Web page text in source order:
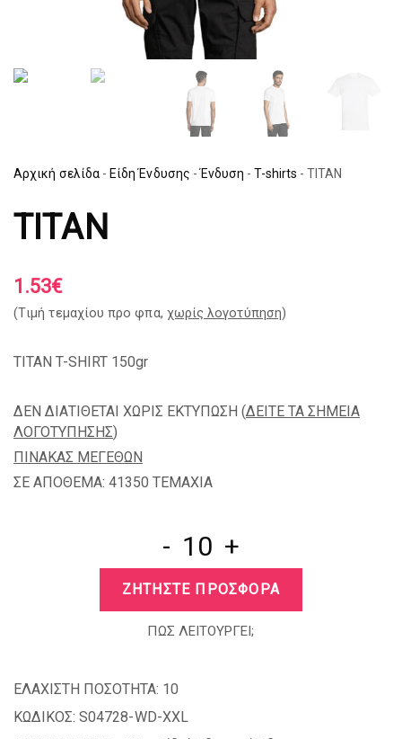
Αρχική σελίδα - Είδη Ένδυσης - Ένδυση - T-shirts - TITAN
TITAN
1.53€
(Tιμή τεμαχίου προ φπα, χωρίς λογοτύπηση)
TITAN T-SHIRT 150gr
ΔΕΝ ΔΙΑΤΙΘΕΤΑΙ ΧΩΡΙΣ ΕΚΤΥΠΩΣΗ (ΔΕΙΤΕ ΤΑ ΣΗΜΕΙΑ
ΛΟΓΟΤΥΠΗΣΗΣ)
ΠΙΝΑΚΑΣ ΜΕΓΕΘΩΝ
ΣΕ ΑΠΟΘΕΜΑ: 41350 TEMAXIA
- +
ΖΗΤΗΣΤΕ ΠΡΟΣΦΟΡΑ
ΠΩΣ ΛΕΙΤΟΥΡΓΕΙ;
ΕΛΑΧΙΣΤΗ ΠΟΣΟΤΗΤΑ: 10
ΚΩΔΙΚΟΣ: S04728-WD-XXL